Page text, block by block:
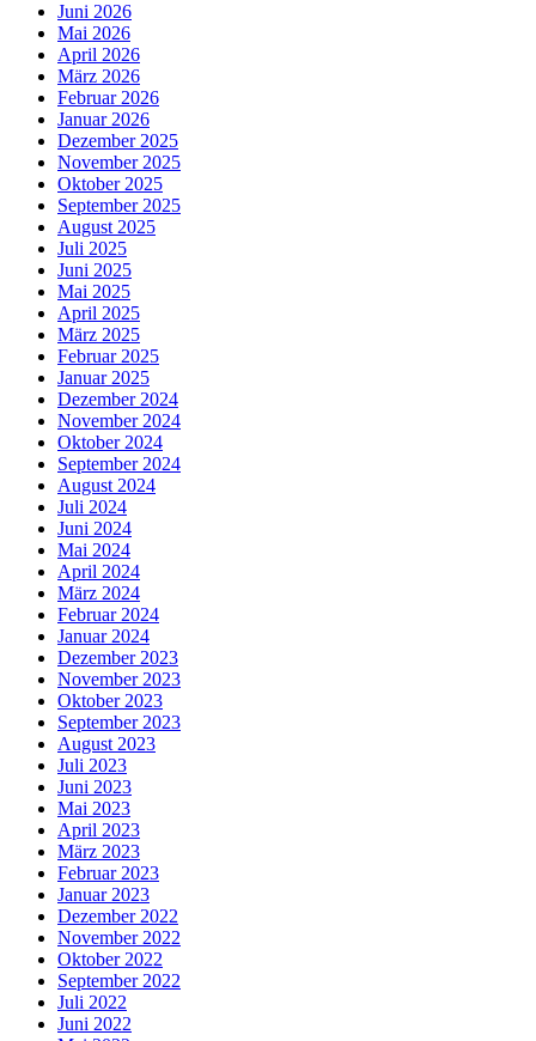
Juni 2026
Mai 2026
April 2026
März 2026
Februar 2026
Januar 2026
Dezember 2025
November 2025
Oktober 2025
September 2025
August 2025
Juli 2025
Juni 2025
Mai 2025
April 2025
März 2025
Februar 2025
Januar 2025
Dezember 2024
November 2024
Oktober 2024
September 2024
August 2024
Juli 2024
Juni 2024
Mai 2024
April 2024
März 2024
Februar 2024
Januar 2024
Dezember 2023
November 2023
Oktober 2023
September 2023
August 2023
Juli 2023
Juni 2023
Mai 2023
April 2023
März 2023
Februar 2023
Januar 2023
Dezember 2022
November 2022
Oktober 2022
September 2022
Juli 2022
Juni 2022